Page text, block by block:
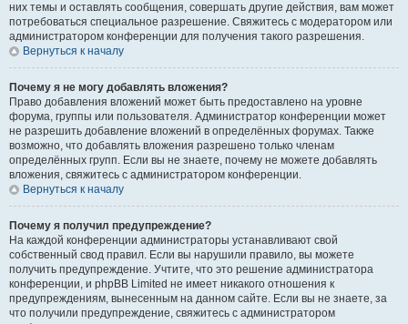
них темы и оставлять сообщения, совершать другие действия, вам может
потребоваться специальное разрешение. Свяжитесь с модератором или
администратором конференции для получения такого разрешения.
Вернуться к началу
Почему я не могу добавлять вложения?
Право добавления вложений может быть предоставлено на уровне
форума, группы или пользователя. Администратор конференции может
не разрешить добавление вложений в определённых форумах. Также
возможно, что добавлять вложения разрешено только членам
определённых групп. Если вы не знаете, почему не можете добавлять
вложения, свяжитесь с администратором конференции.
Вернуться к началу
Почему я получил предупреждение?
На каждой конференции администраторы устанавливают свой
собственный свод правил. Если вы нарушили правило, вы можете
получить предупреждение. Учтите, что это решение администратора
конференции, и phpBB Limited не имеет никакого отношения к
предупреждениям, вынесенным на данном сайте. Если вы не знаете, за
что получили предупреждение, свяжитесь с администратором